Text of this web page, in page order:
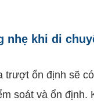
nhẹ khi di
trượt ổn định sẽ
soát và ổn định.